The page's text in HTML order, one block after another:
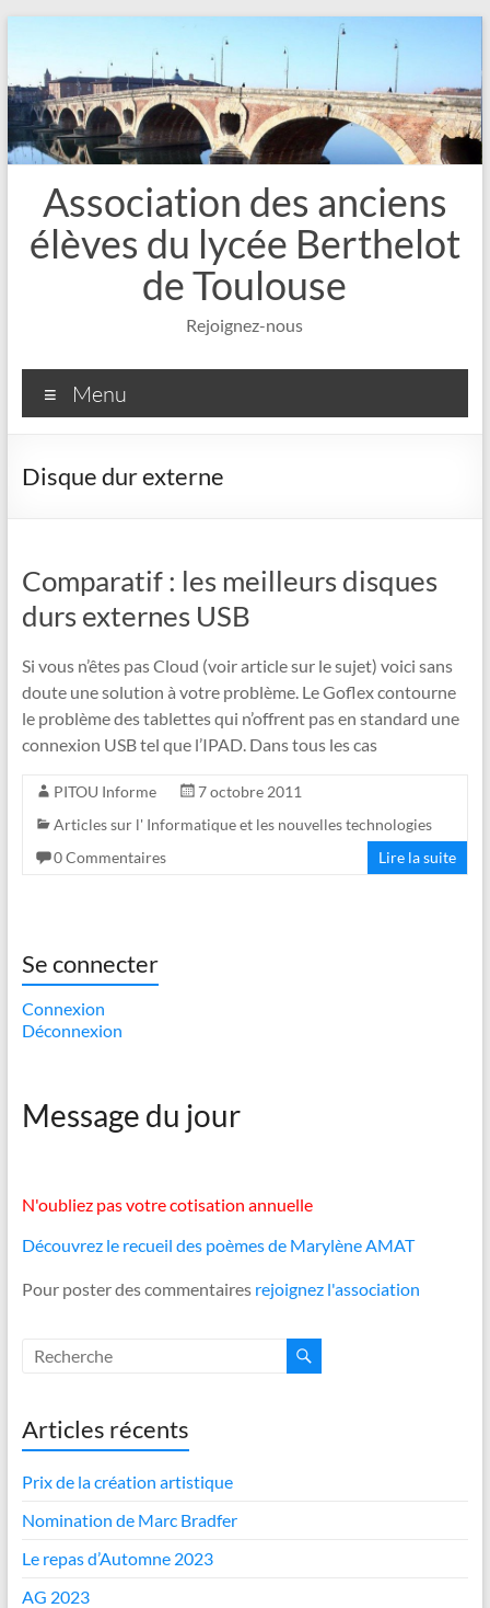
contenu
Association des anciens
élèves du lycée Berthelot
de Toulouse
Rejoignez-nous
Menu
Disque dur externe
Comparatif : les meilleurs disques
durs externes USB
Si vous n’êtes pas Cloud (voir article sur le sujet) voici sans
doute une solution à votre problème. Le Goflex contourne
le problème des tablettes qui n’offrent pas en standard une
connexion USB tel que l’IPAD. Dans tous les cas
PITOU Informe
7 octobre 2011
Articles sur l' Informatique et les nouvelles technologies
0 Commentaires
Lire la suite
Se connecter
Connexion
Déconnexion
Message du jour
N'oubliez pas votre cotisation annuelle
Découvrez le recueil des poèmes de Marylène AMAT
Pour poster des commentaires rejoignez l'association
Articles récents
Prix de la création artistique
Nomination de Marc Bradfer
Le repas d’Automne 2023
AG 2023